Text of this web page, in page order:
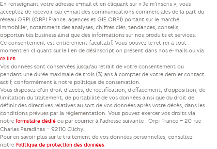
En renseignant votre adresse e-mail et en cliquant sur « Je m’inscris », vous
acceptez de recevoir par e-mail des communications commerciales de la part du
réseau ORPI (ORPI France, agences et GIE ORPI) portant sur le marché
immobilier, notamment des analyses, chiffres clés, tendances, conseils,
opportunités business ainsi que des informations sur nos produits et services.
Ce consentement est entièrement facultatif. Vous pouvez le retirer à tout
moment en cliquant sur le lien de désinscription présent dans nos e-mails ou via
ce lien.
Vos données sont conservées jusqu’au retrait de votre consentement ou
pendant une durée maximale de trois (3) ans à compter de votre dernier contact
actif, conformément à notre politique de conservation.
Vous disposez d’un droit d’accès, de rectification, d’effacement, d’opposition, de
limitation du traitement, de portabilité de vos données ainsi que du droit de
définir des directives relatives au sort de vos données après votre décès, dans les
conditions prévues par la réglementation. Vous pouvez exercer vos droits via
notre formulaire dédié ou par courrier à l’adresse suivante : Orpi France – 20 rue
Charles Paradinas – 92110 Clichy.
Pour en savoir plus sur le traitement de vos données personnelles, consultez
notre Politique de protection des données.